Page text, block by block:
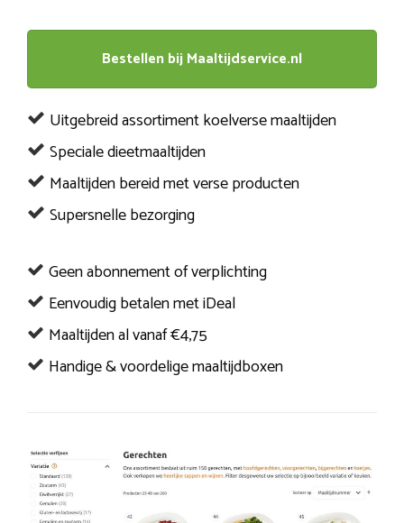
Bestellen bij Maaltijdservice.nl
Uitgebreid assortiment koelverse maaltijden
Speciale dieetmaaltijden
Maaltijden bereid met verse producten
Supersnelle bezorging
Geen abonnement of verplichting
Eenvoudig betalen met iDeal
Maaltijden al vanaf €4,75
Handige & voordelige maaltijdboxen